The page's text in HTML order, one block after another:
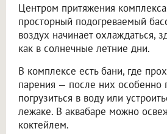
Центром притяжения комплекса
просторный подогреваемый
воздух начинает охлаждаться,
как в солнечные летние дни.
В комплексе есть бани, где
парения — после них особенно
погрузиться в воду или
лежаке. В аквабаре можно
коктейлем.